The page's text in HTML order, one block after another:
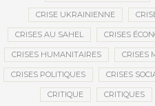
CRISE UKRAINIENNE
CRISES AU SAHEL CRISES
CRISES HUMANITAIRES CRISES
CRISES POLITIQUES CRISES
CRITIQUE CRITIQUES